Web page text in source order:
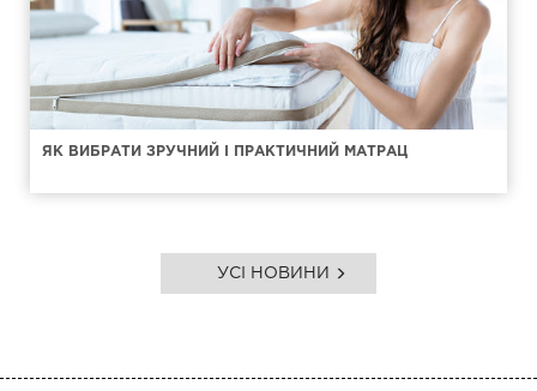
ЯК ВИБРАТИ ЗРУЧНИЙ І ПРАКТИЧНИЙ МАТРАЦ
УСІ НОВИНИ